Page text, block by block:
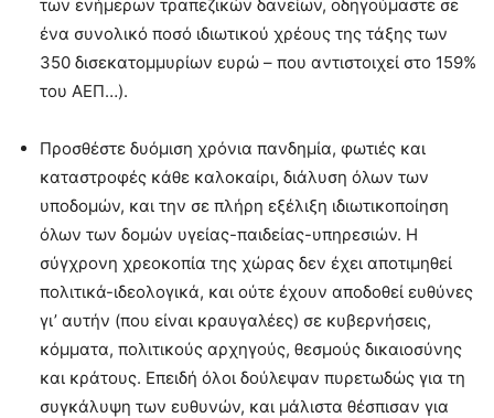
των ενήμερων τραπεζικών δανείων, οδηγούμαστε σε
ένα συνολικό ποσό ιδιωτικού χρέους της τάξης των
350 δισεκατομμυρίων ευρώ – που αντιστοιχεί στο 159%
του ΑΕΠ…).
Προσθέστε δυόμιση χρόνια πανδημία, φωτιές και
καταστροφές κάθε καλοκαίρι, διάλυση όλων των
υποδομών, και την σε πλήρη εξέλιξη ιδιωτικοποίηση
όλων των δομών υγείας-παιδείας-υπηρεσιών. Η
σύγχρονη χρεοκοπία της χώρας δεν έχει αποτιμηθεί
πολιτικά-ιδεολογικά, και ούτε έχουν αποδοθεί ευθύνες
γι’ αυτήν (που είναι κραυγαλέες) σε κυβερνήσεις,
κόμματα, πολιτικούς αρχηγούς, θεσμούς δικαιοσύνης
και κράτους. Επειδή όλοι δούλεψαν πυρετωδώς για τη
συγκάλυψη των ευθυνών, και μάλιστα θέσπισαν για